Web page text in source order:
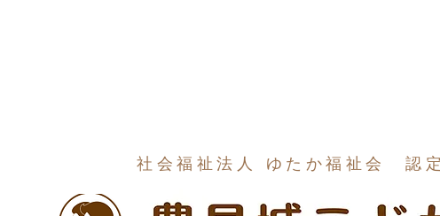
社会福祉法人 ゆたか福祉会 認